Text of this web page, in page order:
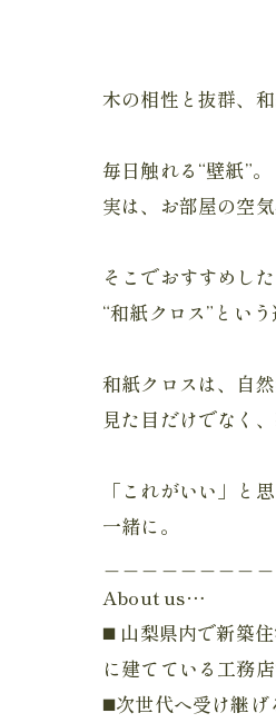
木の相性と抜群、
毎日触れる“壁紙”。
実は、お部屋の空
そこでおすすめし
“和紙クロス”とい
和紙クロスは、自
見た目だけでなく
「これがいい」と
一緒に。
About us…
◼️ 山梨県内で新築
に建てている工務
◼️次世代へ受け継げ